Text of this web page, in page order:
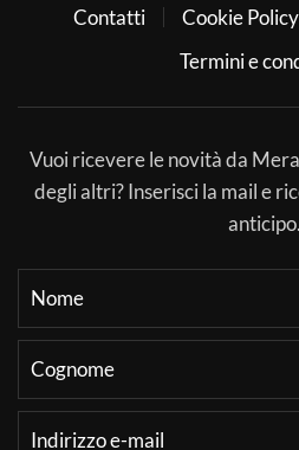
Contatti
Cookie Policy
Termini e
Vuoi ricevere le novità da
degli altri? Inserisci la mail e
anticipo.